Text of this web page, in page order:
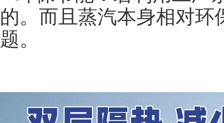
的。而且蒸汽本身相对
题。